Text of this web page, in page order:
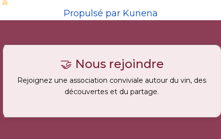
Propulsé par Kunena
🤝 Nous rejoindre
Rejoignez une association conviviale autour du vin, des
découvertes et du partage.